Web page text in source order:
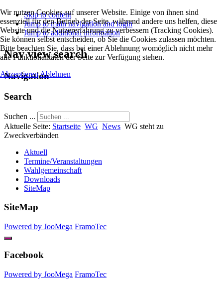
Skip to content
Jump to main navigation and login
Jump to additional information
Nav view search
Navigation
Search
Suchen ...
Aktuelle Seite: Startseite WG News WG steht zu
Zweckverbänden
Aktuell
Termine/Veranstaltungen
Wahlgemeinschaft
Downloads
SiteMap
SiteMap
Powered by JooMega FramoTec
Facebook
Powered by JooMega FramoTec
Wir nutzen Cookies auf unserer Website. Einige von ihnen sind
essenziell für den Betrieb der Seite, während andere uns helfen, diese
Website und die Nutzererfahrung zu verbessern (Tracking Cookies).
Sie können selbst entscheiden, ob Sie die Cookies zulassen möchten.
Bitte beachten Sie, dass bei einer Ablehnung womöglich nicht mehr
alle Funktionalitäten der Seite zur Verfügung stehen.
AkzeptierenAblehnen